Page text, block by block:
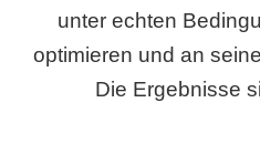
unter echten
optimieren und an
Die Ergebnisse